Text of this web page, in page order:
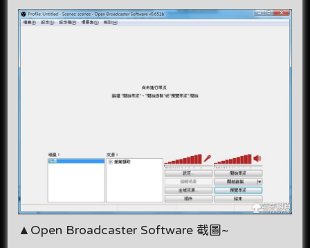
▲Open Broadcaster Software 截圖~